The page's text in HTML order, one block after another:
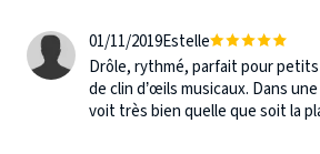
01/11/2019Estelle
Drôle, rythmé, parfait pour
de clin d’œils musicaux. Dans
voit très bien quelle que soit la